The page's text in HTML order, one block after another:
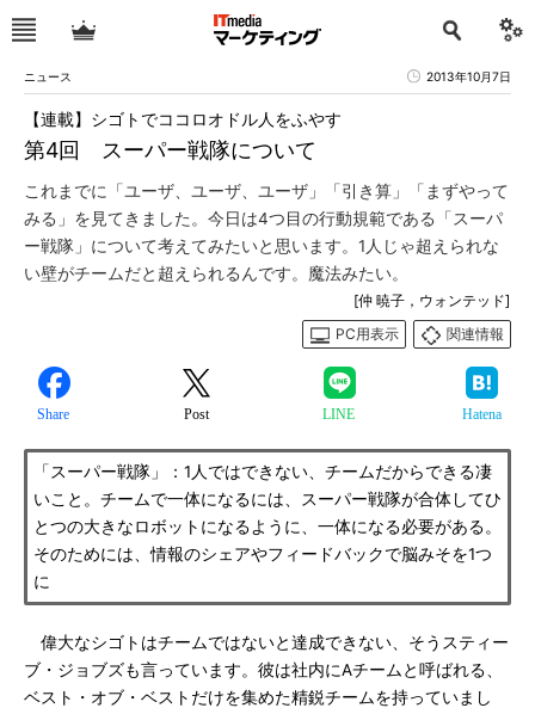
ニュース 2013年10月7日
第4回 スーパー戦隊について
【連載】シゴトでココロオドル人をふやす
これまでに「ユーザ、ユーザ、ユーザ」「引き算」「まずやって
みる」を見てきました。今日は4つ目の行動規範である「スーパ
ー戦隊」について考えてみたいと思います。1人じゃ超えられな
い壁がチームだと超えられるんです。魔法みたい。
[仲 暁子，ウォンテッド]
PC用表示
関連情報
Share Post LINE Hatena
「スーパー戦隊」：1人ではできない、チームだからできる凄
いこと。チームで一体になるには、スーパー戦隊が合体してひ
とつの大きなロボットになるように、一体になる必要がある。
そのためには、情報のシェアやフィードバックで脳みそを1つ
に
偉大なシゴトはチームではないと達成できない、そうスティー
ブ・ジョブズも言っています。彼は社内にAチームと呼ばれる、
ベスト・オブ・ベストだけを集めた精鋭チームを持っていまし